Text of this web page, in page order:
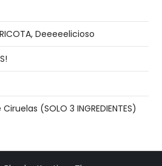
RICOTA, Deeeeelicioso
(SOLO 3 INGREDIENTES)